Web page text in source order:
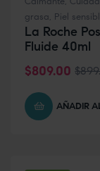
grasa, Piel
La Roche
Fluide 40ml
$
$809.00
AÑADIR